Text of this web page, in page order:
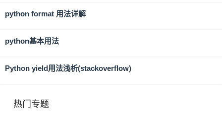
python format 用法详解
python基本用法
Python yield用法浅析(stackoverflow)
热门专题